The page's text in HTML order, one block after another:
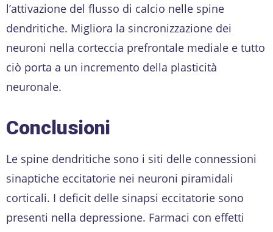
l’attivazione del flusso di calcio nelle spine
dendritiche. Migliora la sincronizzazione dei
neuroni nella corteccia prefrontale mediale e tutto
ciò porta a un incremento della plasticità
neuronale.
Conclusioni
Le spine dendritiche sono i siti delle connessioni
sinaptiche eccitatorie nei neuroni piramidali
corticali. I deficit delle sinapsi eccitatorie sono
presenti nella depressione. Farmaci con effetti